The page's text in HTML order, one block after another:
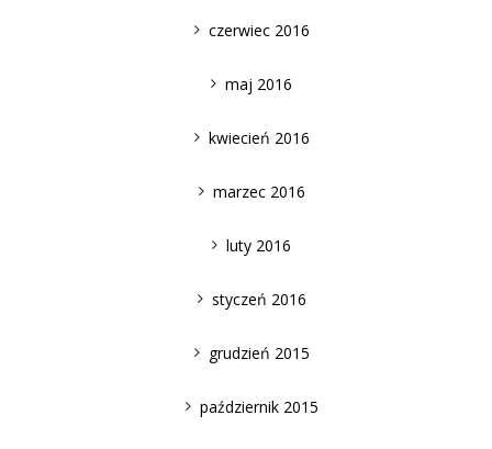
czerwiec 2016
maj 2016
kwiecień 2016
marzec 2016
luty 2016
styczeń 2016
grudzień 2015
październik 2015